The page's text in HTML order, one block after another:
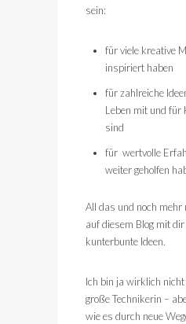
sein:
für viele kreative
inspiriert haben
für zahlreiche
Leben mit und für
sind
für wertvolle
weiter geholfen
All das und noch mehr
auf diesem Blog mit
kunterbunte Ideen.
Ich bin ja wirklich nicht
große Technikerin –
wie es durch neue